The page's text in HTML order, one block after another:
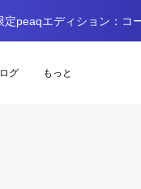
定peaqエディション：コ
グ もっと